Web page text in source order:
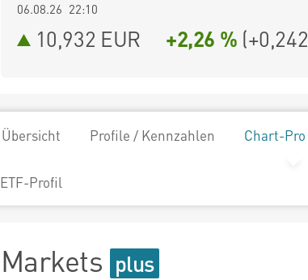
06.08.26 22:10
10,932 EUR +2,26 % (+0,242
Übersicht Profile / Kennzahlen Chart-Pro
ETF-Profil
Markets